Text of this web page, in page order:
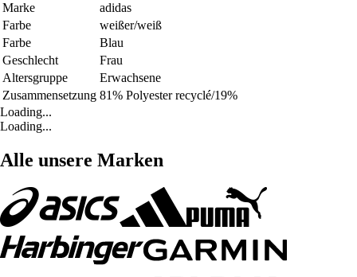
Marke
adidas
Farbe
weißer/weiß
Farbe
Blau
Geschlecht
Frau
Altersgruppe
Erwachsene
Zusammensetzung 81% Polyester recyclé/19%
Loading...
Loading...
Alle unsere Marken